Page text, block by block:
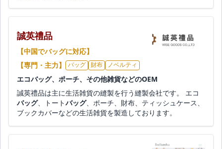
誠英禮品
【中国でバッグに対応】
【専門・主力】
バッグ 財布 ノベルティ
エコバッグ、ポーチ、その他雑貨などのOEM
誠英禮品は主に生活雑貨の縫製を行う縫製会社です。 エコ
バッグ、トートバッグ、ポーチ、財布、ティッシュケース、
ブックカバーなどの生活雑貨を製造しております。